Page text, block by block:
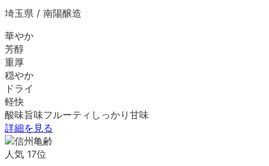
埼玉県 / 南陽醸造
華やか
芳醇
重厚
穏やか
ドライ
軽快
酸味旨味フルーティ しっかり 甘味
詳細を見る
人気 17位